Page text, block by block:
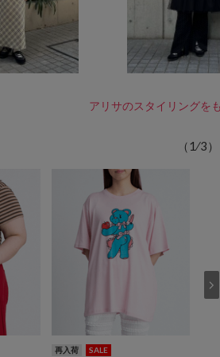
アリサのスタイリングを
（1⁄3）
再入荷 SALE